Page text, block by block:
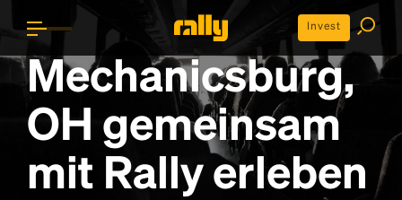
Invest
Mechanicsburg,
OH gemeinsam
mit Rally erleben